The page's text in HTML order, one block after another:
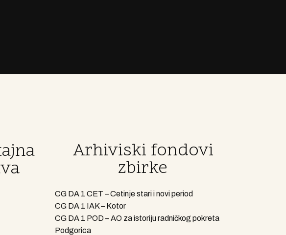
Arhiviski fondovi
zbirke
CG DA 1 CET – Cetinje stari i novi period
CG DA 1 IAK – Kotor
CG DA 1 POD – AO za istoriju radničkog pokreta
Podgorica